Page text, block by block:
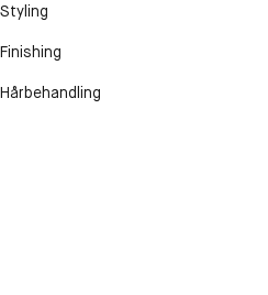
Styling
Finishing
Hårbehandling